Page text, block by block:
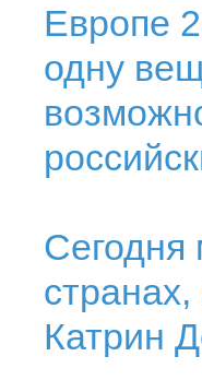
Европе
одну
Сегодня
Катрин